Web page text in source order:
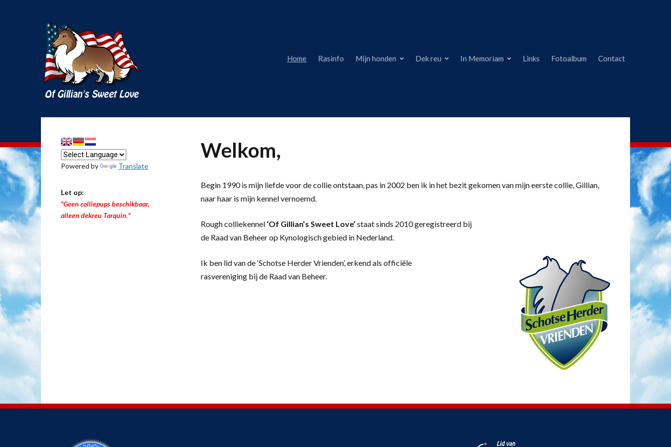
Home Rasinfo Mijn honden Dek reu In Memoriam Links Fotoalbum Contact
Welkom,
Begin 1990 is mijn liefde voor de collie ontstaan, pas in 2002 ben ik in het bezit gekomen van mijn eerste collie, Gillian,
naar haar is mijn kennel vernoemd.
Rough colliekennel ‘Of Gillian’s Sweet Love’ staat sinds 2010 geregistreerd bij
de Raad van Beheer op Kynologisch gebied in Nederland.
Ik ben lid van de ‘Schotse Herder Vrienden’, erkend als officiële
rasvereniging bij de Raad van Beheer.
Powered by Translate
Let op:
“Geen colliepups beschikbaar,
alleen dekreu Tarquin.”